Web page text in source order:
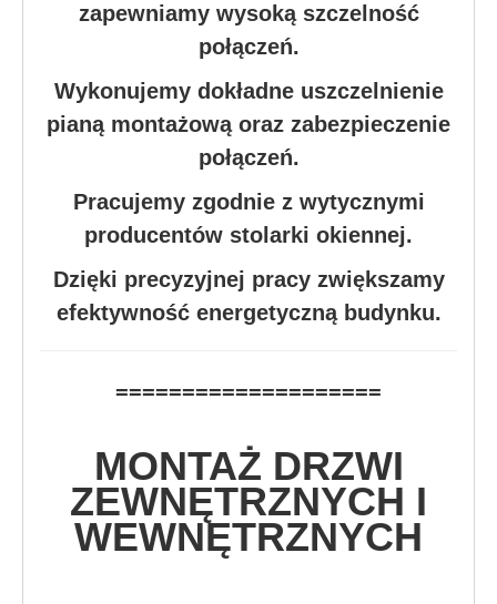
zapewniamy wysoką szczelność
połączeń.
Wykonujemy dokładne uszczelnienie
pianą montażową oraz zabezpieczenie
połączeń.
Pracujemy zgodnie z wytycznymi
producentów stolarki okiennej.
Dzięki precyzyjnej pracy zwiększamy
efektywność energetyczną budynku.
====================
MONTAŻ DRZWI
ZEWNĘTRZNYCH I
WEWNĘTRZNYCH